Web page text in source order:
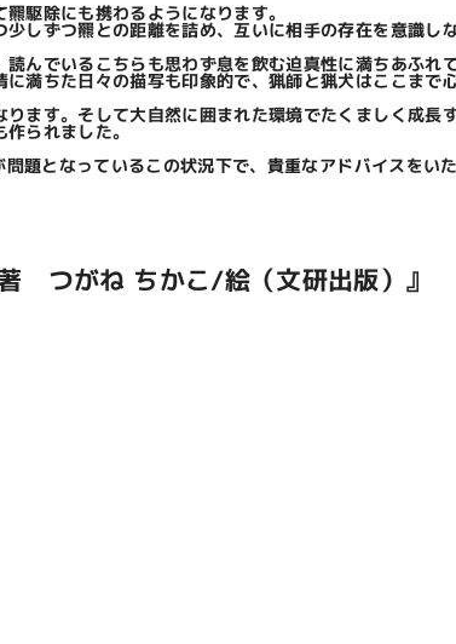
駆除にも携わるようになります。
しずつ羆との距離を詰め、互いに相手の存在を意識し
んでいるこちらも思わず息を飲む迫真性に満ちあふれて
満ちた日々の描写も印象的で、猟師と猟犬はここまで
ます。そして大自然に囲まれた環境でたくましく成長
られました。
となっているこの状況下で、貴重なアドバイスをい
つがね ちかこ/絵（文研出版）』